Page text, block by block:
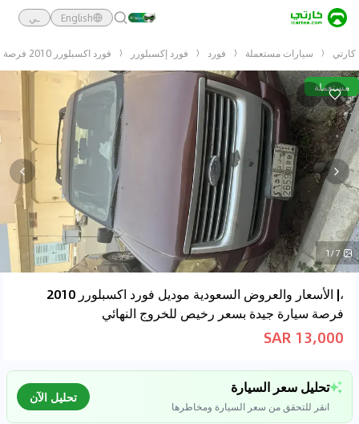
English ـي
كارتي سيارات مستعملة فورد فورد إكسبلورر فورد اكسبلورر 2010 فرصة سيارة جيدة بسعر رخيص للخروج النهائي
مستعملة
1/7
،| الأسعار والعروض السعودية موديل فورد اكسبلورر 2010
فرصة سيارة جيدة بسعر رخيص للخروج النهائي
13,000 SAR
تحليل سعر السيارة
انقر للتحقق من سعر السيارة ومخاطرها
تحليل الآن